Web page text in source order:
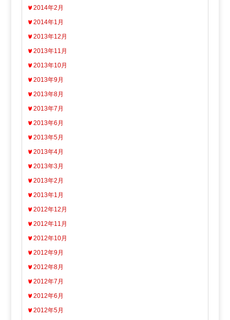
2014年2月
2014年1月
2013年12月
2013年11月
2013年10月
2013年9月
2013年8月
2013年7月
2013年6月
2013年5月
2013年4月
2013年3月
2013年2月
2013年1月
2012年12月
2012年11月
2012年10月
2012年9月
2012年8月
2012年7月
2012年6月
2012年5月